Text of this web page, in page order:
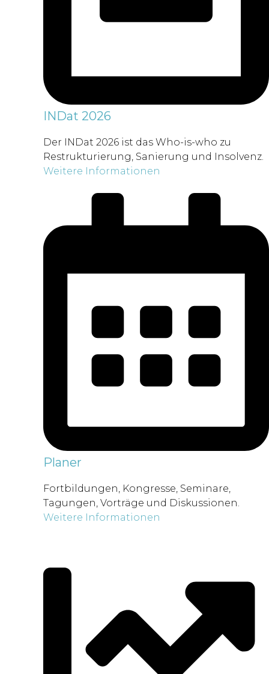
INDat 2026
Der INDat 2026 ist das Who-is-who zu
Restrukturierung, Sanierung und Insolvenz.
Weitere Informationen
Planer
Fortbildungen, Kongresse, Seminare,
Tagungen, Vorträge und Diskussionen.
Weitere Informationen